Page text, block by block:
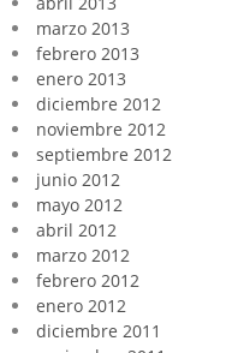
marzo 2013
febrero 2013
enero 2013
diciembre 2012
noviembre 2012
septiembre 2012
junio 2012
mayo 2012
abril 2012
marzo 2012
febrero 2012
enero 2012
diciembre 2011